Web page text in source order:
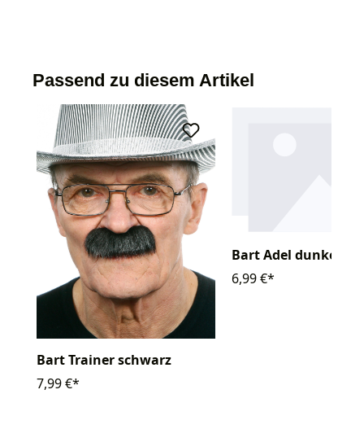
Passend zu diesem Artikel
Bart Trainer schwarz
7,99 €*
Bart Adel
6,99 €*